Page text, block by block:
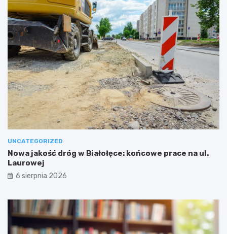
UNCATEGORIZED
Nowa jakość dróg w Białołęce: końcowe prace na ul.
Laurowej
6 sierpnia 2026